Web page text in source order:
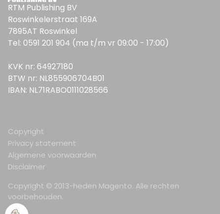
RTM Publishing BV
Roswinkelerstraat 169A
7895AT Roswinkel
Tel: 0591 201 904 (ma t/m vr 09:00 - 17:00)
KVK nr: 64927180
BTW nr: NL855906704B01
IBAN: NL71RABO0111028566
Copyright © 2013-heden Magento. Alle rechten
voorbehouden.
Copyright
Privacy statement
Algemene voorwaarden
Disclaimer